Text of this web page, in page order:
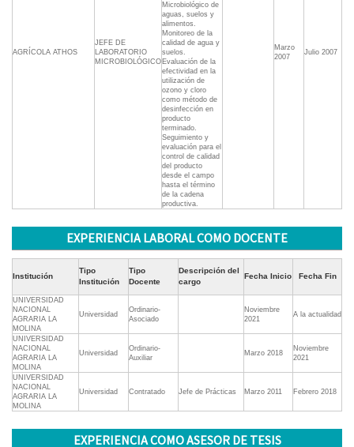
AGRÍCOLA ATHOS
JEFE DE
LABORATORIO
MICROBIOLÓGICO
Microbiológico de
aguas, suelos y
alimentos.
Monitoreo de la
calidad de agua y
suelos.
Evaluación de la
efectividad en la
utilización de
ozono y cloro
como método de
desinfección en
producto
terminado.
Seguimiento y
evaluación para el
control de calidad
del producto
desde el campo
hasta el término
de la cadena
productiva.
Marzo
2007
Julio 2007
EXPERIENCIA LABORAL COMO DOCENTE
Institución
Tipo
Institución
Tipo
Docente
Descripción del
cargo
Fecha Inicio Fecha Fin
UNIVERSIDAD
NACIONAL
AGRARIA LA
MOLINA
Universidad
Ordinario-
Asociado
Noviembre
2021
A la actualidad
UNIVERSIDAD
NACIONAL
AGRARIA LA
MOLINA
Universidad
Ordinario-
Auxiliar
Marzo 2018
Noviembre
2021
UNIVERSIDAD
NACIONAL
AGRARIA LA
MOLINA
Universidad Contratado Jefe de Prácticas Marzo 2011 Febrero 2018
EXPERIENCIA COMO ASESOR DE TESIS